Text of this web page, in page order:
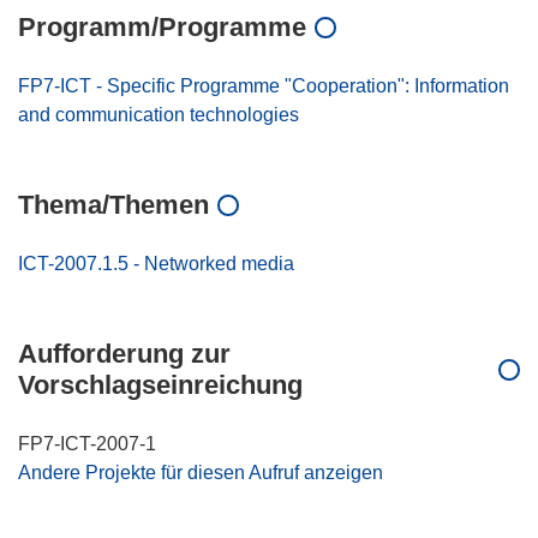
Programm/Programme
FP7-ICT - Specific Programme "Cooperation": Information
and communication technologies
Thema/Themen
ICT-2007.1.5 - Networked media
Aufforderung zur
Vorschlagseinreichung
FP7-ICT-2007-1
Andere Projekte für diesen Aufruf anzeigen